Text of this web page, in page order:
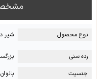
نوع محصول شیر
رده سنی
جنسیت
بانوان